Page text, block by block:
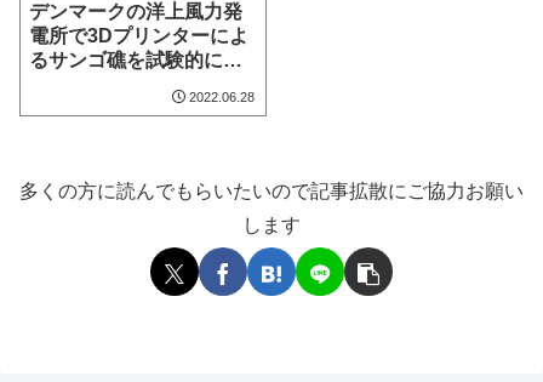
デンマークの洋上風力発
電所で3Dプリンターによ
るサンゴ礁を試験的に設
2022.06.28
多くの方に読んでもらいたいので記事拡散にご協力お願い
します